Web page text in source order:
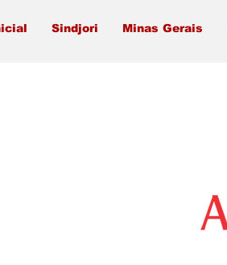
Sindjori Minas Gerais